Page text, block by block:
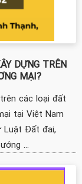
DỰNG TRÊN
MẠI?
các loại đất
tại Việt Nam
Luật Đất đai,
...